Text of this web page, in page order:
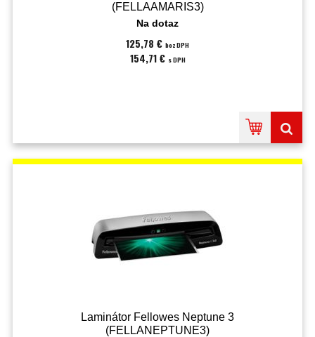
(FELLAAMARIS3)
Na dotaz
125,78 € bez DPH
154,71 € s DPH
Laminátor Fellowes Neptune 3
(FELLANEPTUNE3)